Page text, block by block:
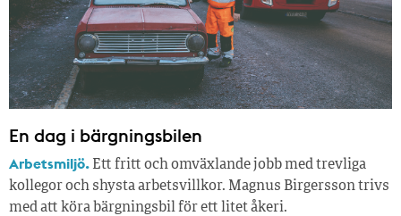
En dag i bärgningsbilen
Arbetsmiljö. Ett fritt och omväxlande jobb med trevliga
kollegor och shysta arbetsvillkor. Magnus Birgersson trivs
med att köra bärgningsbil för ett litet åkeri.